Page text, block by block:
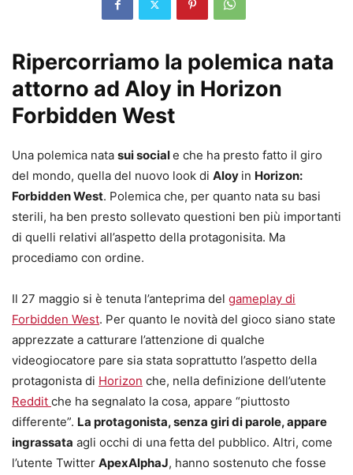
Ripercorriamo la polemica nata
attorno ad Aloy in Horizon
Forbidden West
Una polemica nata sui sociale che ha presto fatto il giro
del mondo, quella del nuovo look di Aloy in Horizon:
Forbidden West. Polemica che, per quanto nata su basi
sterili, ha ben presto sollevato questioni ben più importanti
di quelli relativi all’aspetto della protagonisita. Ma
procediamo con ordine.
Il 27 maggio si è tenuta l’anteprima del gameplay di
Forbidden West. Per quanto le novità del gioco siano state
apprezzate a catturare l’attenzione di qualche
videogiocatore pare sia stata soprattutto l’aspetto della
protagonista di Horizon che, nella definizione dell’utente
Reddit che ha segnalato la cosa, appare “piuttosto
differente”. La protagonista, senza giri di parole, appare
ingrassata agli occhi di una fetta del pubblico. Altri, come
l’utente Twitter ApexAlphaJ, hanno sostenuto che fosse